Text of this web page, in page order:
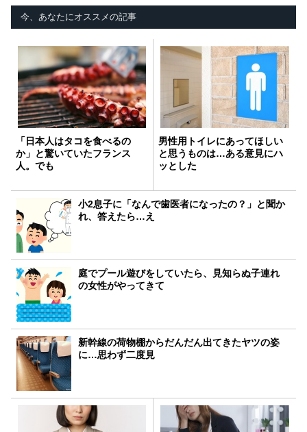
今、あなたにオススメの記事
「日本人はタコを食べるの
か」と驚いていたフランス
人。でも
男性用トイレにあってほしい
と思うものは…ある意見にハ
ッとした
小2息子に「なんで歯医者になったの？」と聞か
れ、答えたら…え
庭でプール遊びをしていたら、見知らぬ子連れ
の女性がやってきて
新幹線の荷物棚からだんだん出てきたヤツの姿
に…思わず二度見